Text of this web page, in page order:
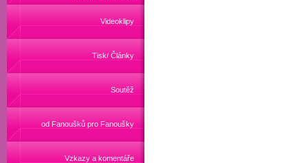
Videoklipy
Tisk/ Články
Soutěž
od Fanoušků pro Fanoušky
Vzkazy a komentáře